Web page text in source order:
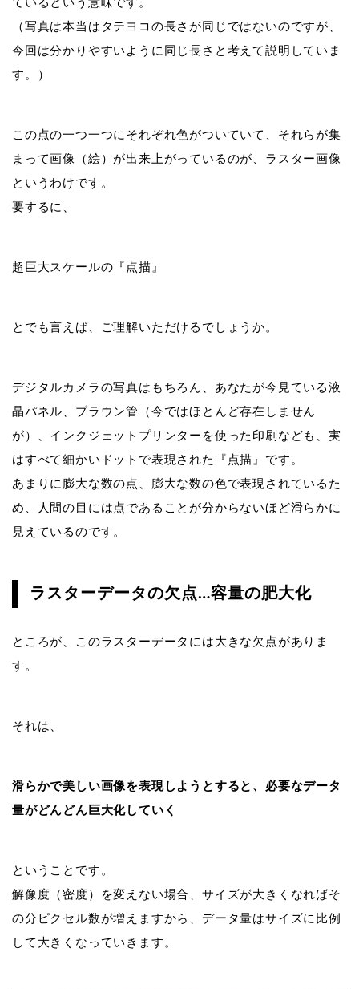
（写真は本当はタテヨコの長さが同じではないのですが、
今回は分かりやすいように同じ長さと考えて説明していま
す。）
この点の一つ一つにそれぞれ色がついていて、それらが集
まって画像（絵）が出来上がっているのが、ラスター画像
というわけです。
要するに、
超巨大スケールの『点描』
とでも言えば、ご理解いただけるでしょうか。
デジタルカメラの写真はもちろん、あなたが今見ている液
晶パネル、ブラウン管（今ではほとんど存在しません
が）、インクジェットプリンターを使った印刷なども、実
はすべて細かいドットで表現された『点描』です。
あまりに膨大な数の点、膨大な数の色で表現されているた
め、人間の目には点であることが分からないほど滑らかに
見えているのです。
ラスターデータの欠点…容量の肥大化
ところが、このラスターデータには大きな欠点がありま
す。
それは、
滑らかで美しい画像を表現しようとすると、必要なデータ
量がどんどん巨大化していく
ということです。
解像度（密度）を変えない場合、サイズが大きくなればそ
の分ピクセル数が増えますから、データ量はサイズに比例
して大きくなっていきます。